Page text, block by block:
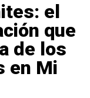
el
que
de los
en Mi